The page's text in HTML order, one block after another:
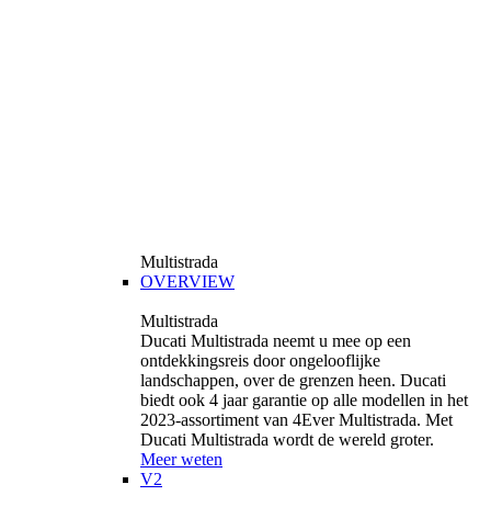
Multistrada
OVERVIEW
Multistrada
Ducati Multistrada neemt u mee op een
ontdekkingsreis door ongelooflijke
landschappen, over de grenzen heen. Ducati
biedt ook 4 jaar garantie op alle modellen in het
2023-assortiment van 4Ever Multistrada. Met
Ducati Multistrada wordt de wereld groter.
Meer weten
V2